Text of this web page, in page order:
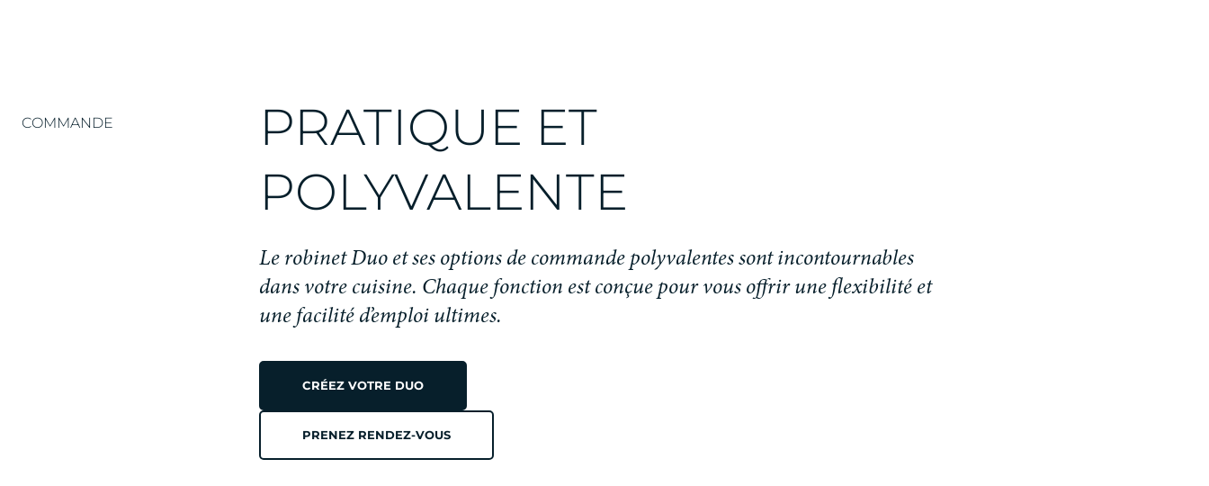
COMMANDE
PRATIQUE ET
POLYVALENTE
Le robinet Duo et ses options de commande polyvalentes sont incontournables
dans votre cuisine. Chaque fonction est conçue pour vous offrir une flexibilité et
une facilité d’emploi ultimes.
CRÉEZ VOTRE DUO
PRENEZ RENDEZ-VOUS